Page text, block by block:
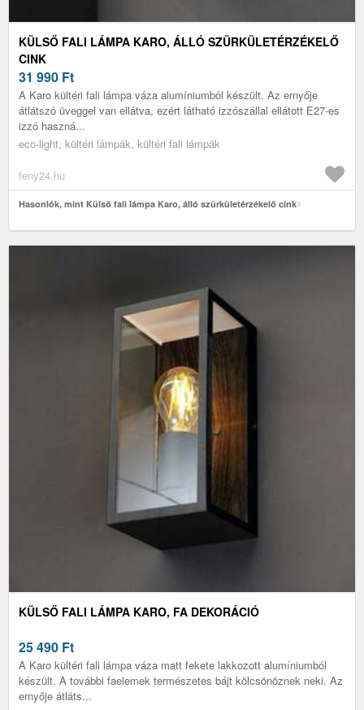
KÜLSŐ FALI LÁMPA KARO, ÁLLÓ SZÜRKÜLETÉRZÉKELŐ
CINK
31 990 Ft
A Karo kültéri fali lámpa váza alumíniumból készült. Az ernyője
átlátszó üveggel van ellátva, ezért látható izzószállal ellátott E27-es
izzó haszná...
eco-light, kültéri lámpák, kültéri fali lámpák
feny24.hu
Hasonlók, mint Külső fali lámpa Karo, álló szürkületérzékelő cink
KÜLSŐ FALI LÁMPA KARO, FA DEKORÁCIÓ
25 490 Ft
A Karo kültéri fali lámpa váza matt fekete lakkozott alumíniumból
készült. A további faelemek természetes bájt kölcsönöznek neki. Az
ernyője átláts...